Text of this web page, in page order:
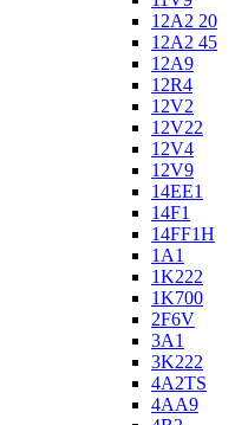
12A2 20
12A2 45
12A9
12R4
12V2
12V22
12V4
12V9
14EE1
14F1
14FF1H
1A1
1K222
1K700
2F6V
3A1
3K222
4A2TS
4AA9